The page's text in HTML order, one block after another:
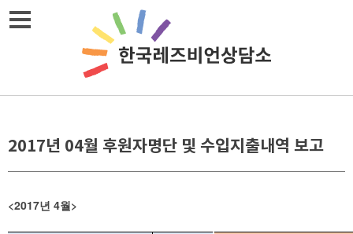
Skip
2017년 04월 후원자명단 및 수입지출내역 보고
<2017년 4월 >